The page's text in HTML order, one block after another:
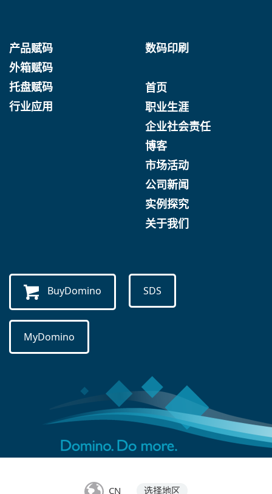
产品赋码
外箱赋码
托盘赋码
行业应用
数码印刷
首页
职业生涯
企业社会责任
博客
市场活动
公司新闻
实例探究
关于我们
BuyDomino SDS
MyDomino
CN 选择地区